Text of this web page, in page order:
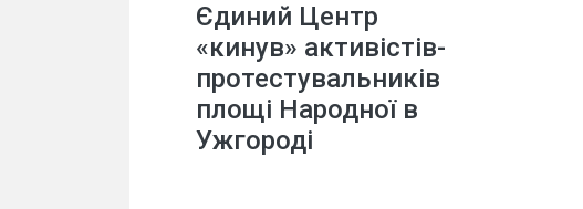
Єдиний Центр
«кинув» активістів-
протестувальників
площі Народної в
Ужгороді